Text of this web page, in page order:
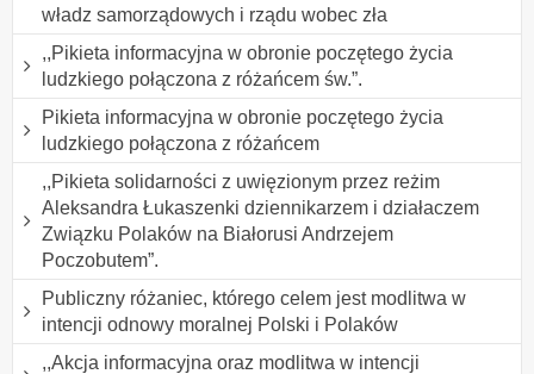
władz samorządowych i rządu wobec zła
,,Pikieta informacyjna w obronie poczętego życia
ludzkiego połączona z różańcem św.”.
Pikieta informacyjna w obronie poczętego życia
ludzkiego połączona z różańcem
,,Pikieta solidarności z uwięzionym przez reżim
Aleksandra Łukaszenki dziennikarzem i działaczem
Związku Polaków na Białorusi Andrzejem
Poczobutem”.
Publiczny różaniec, którego celem jest modlitwa w
intencji odnowy moralnej Polski i Polaków
,,Akcja informacyjna oraz modlitwa w intencji